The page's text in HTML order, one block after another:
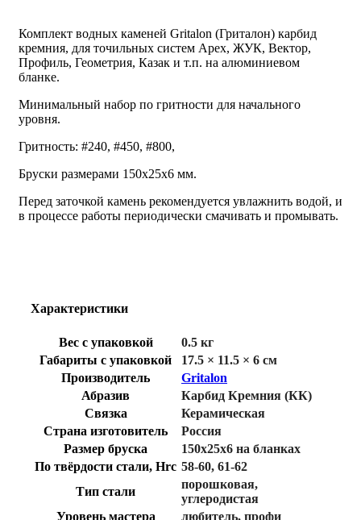
Комплект водных каменей Gritalon (Гриталон) карбид
кремния, для точильных систем Apex, ЖУК, Вектор,
Профиль, Геометрия, Казак и т.п. на алюминиевом
бланке.
Минимальный набор по гритности для начального
уровня.
Гритность: #240, #450, #800,
Бруски размерами 150х25х6 мм.
Перед заточкой камень рекомендуется увлажнить водой, и
в процессе работы периодически смачивать и промывать.
Характеристики
Вес с упаковкой
0.5 кг
Габариты с упаковкой
17.5 × 11.5 × 6 см
Производитель
Gritalon
Абразив
Карбид Кремния (КК)
Связка
Керамическая
Страна изготовитель
Россия
Размер бруска
150х25х6 на бланках
По твёрдости стали, Hrc 58-60, 61-62
Тип стали
порошковая,
углеродистая
Уровень мастера
любитель, профи